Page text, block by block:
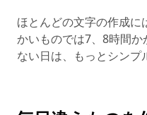
ほとんどの文字の作成に
かいものでは7、8時間
ない日は、もっとシンプ